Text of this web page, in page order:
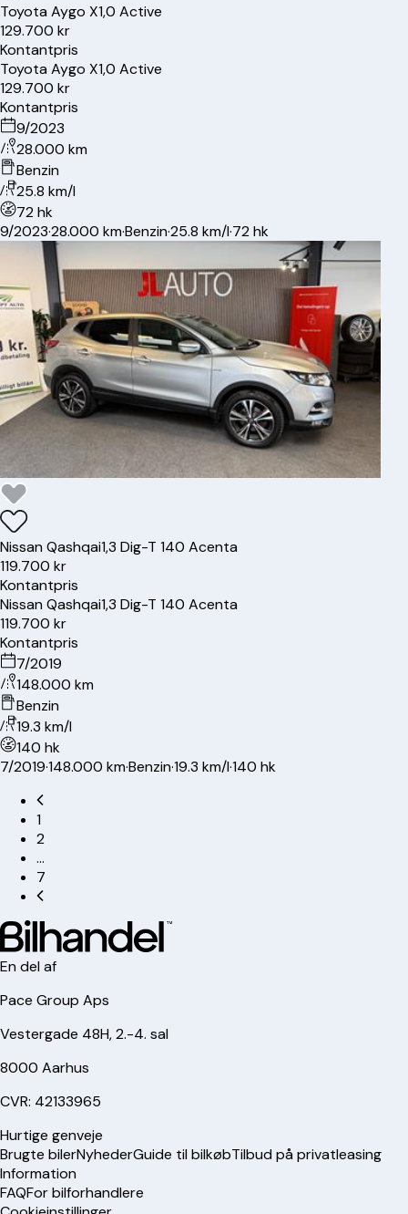
ToyotaAygo X1,0 Active
129.700 kr
Kontantpris
ToyotaAygo X1,0 Active
129.700 kr
Kontantpris
9/2023
28.000 km
Benzin
25.8 km/l
72 hk
9/2023·28.000 km·Benzin·25.8 km/l·72 hk
NissanQashqai1,3 Dig-T 140 Acenta
119.700 kr
Kontantpris
NissanQashqai1,3 Dig-T 140 Acenta
119.700 kr
Kontantpris
7/2019
148.000 km
Benzin
19.3 km/l
140 hk
7/2019·148.000 km·Benzin·19.3 km/l·140 hk
1
2
…
7
En del af
Pace Group Aps
Vestergade 48H, 2.-4. sal
8000 Aarhus
CVR: 42133965
Hurtige genveje
Brugte bilerNyhederGuide til bilkøbTilbud på privatleasing
Information
FAQFor bilforhandlere